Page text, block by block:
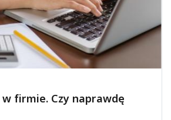
firmie. Czy naprawdę